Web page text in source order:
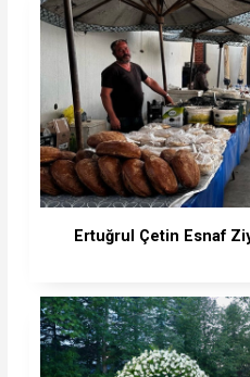
Ertuğrul Çetin Esnaf